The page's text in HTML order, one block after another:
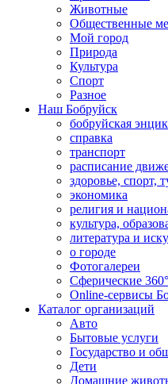
Животные
Общественные
Мой город
Природа
Культура
Спорт
Разное
Наш Бобруйск
бобруйская
справка
транспорт
расписание
здоровье, спорт,
экономика
религия и
культура,
литература и
о городе
Фотогалереи
Сферические
Online-сервисы
Каталог организаций
Авто
Бытовые услуги
Государство и
Дети
Домашние